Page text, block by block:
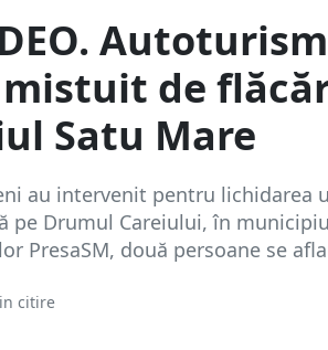
Autoturism
de
Satu Mare
au intervenit pentru lichidarea
pe Drumul Careiului, în
PresaSM, două persoane se
citire